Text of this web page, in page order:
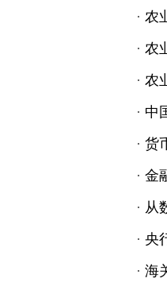
· 农
· 农
· 农
· 中
· 货
· 金
· 从
· 央
· 海